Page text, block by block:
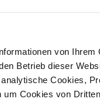
von Ihrem
Betrieb dieser
Cookies,
Cookies von